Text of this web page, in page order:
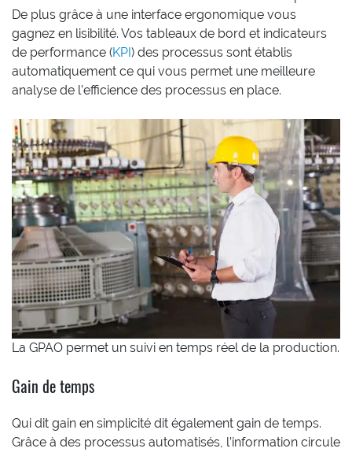
De plus grâce à une interface ergonomique vous
gagnez en lisibilité. Vos tableaux de bord et indicateurs
de performance (KPI) des processus sont établis
automatiquement ce qui vous permet une meilleure
analyse de l’efficience des processus en place.
La GPAO permet un suivi en temps réel de la production.
Gain de temps
Qui dit gain en simplicité dit également gain de temps.
Grâce à des processus automatisés, l’information circule